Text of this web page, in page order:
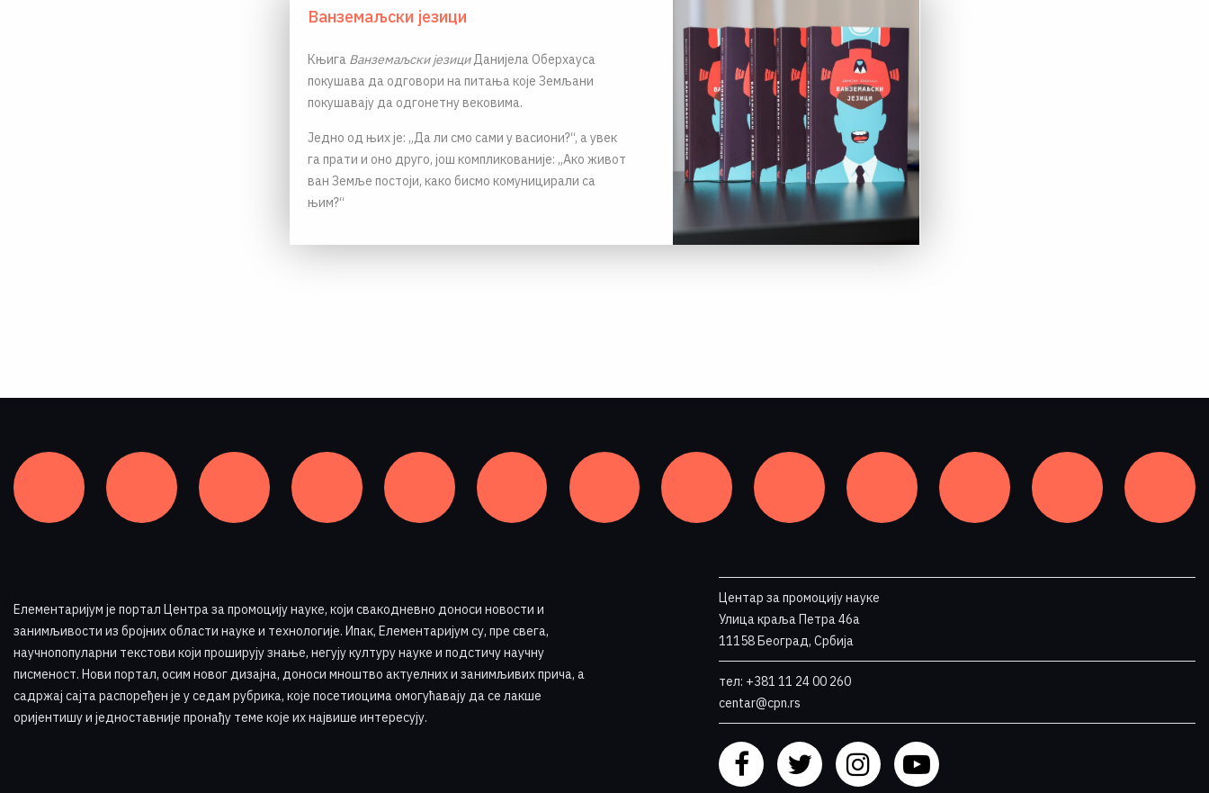
Ванземаљски језици
Књига Ванземаљски језициДанијела Оберхауса
покушава да одговори на питања које Земљани
покушавају да одгонетну вековима.
Једно од њих је: „Да ли смо сами у васиони?“, а увек
га прати и оно друго, још компликованије: „Ако живот
ван Земље постоји, како бисмо комуницирали са
њим?“
Елементаријум је портал Центра за промоцију науке, који свакодневно доноси новости и
занимљивости из бројних области науке и технологије. Ипак, Елементаријум су, пре свега,
научнопопуларни текстови који проширују знање, негују културу науке и подстичу научну
писменост. Нови портал, осим новог дизајна, доноси мноштво актуелних и занимљивих прича, а
садржај сајта распоређен је у седам рубрика, које посетиоцима омогућавају да се лакше
оријентишу и једноставније пронађу теме које их највише интересују.
Центар за промоцију науке
Улица краља Петра 46a
11158 Београд, Србија
тел: +381 11 24 00 260
centar@cpn.rs